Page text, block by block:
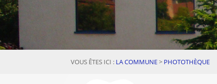
VOUS ÊTES ICI : LA COMMUNE> PHOTOTHÈQUE